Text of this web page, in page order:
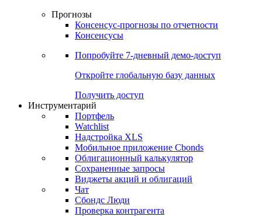
Прогнозы
Консенсус-прогнозы по отчетности
Консенсусы
Попробуйте 7-дневный демо-доступ
Откройте глобальную базу данных
Получить доступ
Инструментарий
Портфель
Watchlist
Надстройка XLS
Мобильное приложение Cbonds
Облигационный калькулятор
Сохраненные запросы
Виджеты акций и облигаций
Чат
Сбондс Люди
Проверка контрагента